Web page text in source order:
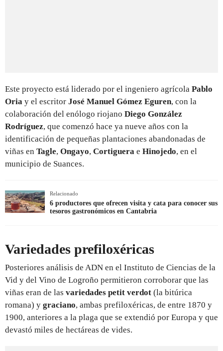
Este proyecto está liderado por el ingeniero agrícola Pablo
Oria y el escritor José Manuel Gómez Eguren, con la
colaboración del enólogo riojano Diego González
Rodríguez, que comenzó hace ya nueve años con la
identificación de pequeñas plantaciones abandonadas de
viñas en Tagle, Ongayo, Cortiguera e Hinojedo, en el
municipio de Suances.
Relacionado
6 productores que ofrecen visita y cata para conocer sus
tesoros gastronómicos en Cantabria
Variedades prefiloxéricas
Posteriores análisis de ADN en el Instituto de Ciencias de la
Vid y del Vino de Logroño permitieron corroborar que las
viñas eran de las variedades petit verdot (la bitúrica
romana) y graciano, ambas prefiloxéricas, de entre 1870 y
1900, anteriores a la plaga que se extendió por Europa y que
devastó miles de hectáreas de vides.